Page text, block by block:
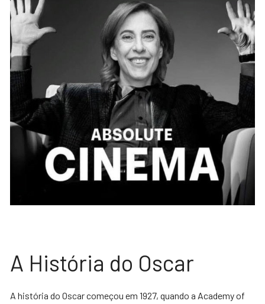
A História do Oscar
A história do Oscar começou em 1927, quando a Academy of